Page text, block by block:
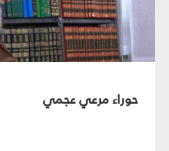
حوراء مرعي عجمي